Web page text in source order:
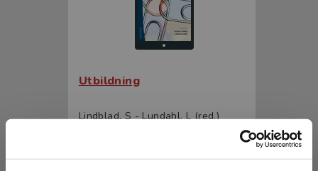
Utbildning
Lindblad, S - Lundahl, L (red.)